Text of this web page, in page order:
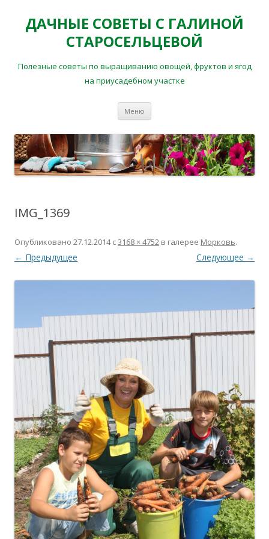
ДАЧНЫЕ СОВЕТЫ С ГАЛИНОЙ
СТАРОСЕЛЬЦЕВОЙ
Полезные советы по выращиванию овощей, фруктов и ягод
на приусадебном участке
Меню
IMG_1369
Опубликовано 27.12.2014с3168 × 4752 в галерее Морковь.
← Предыдущее Следующее →